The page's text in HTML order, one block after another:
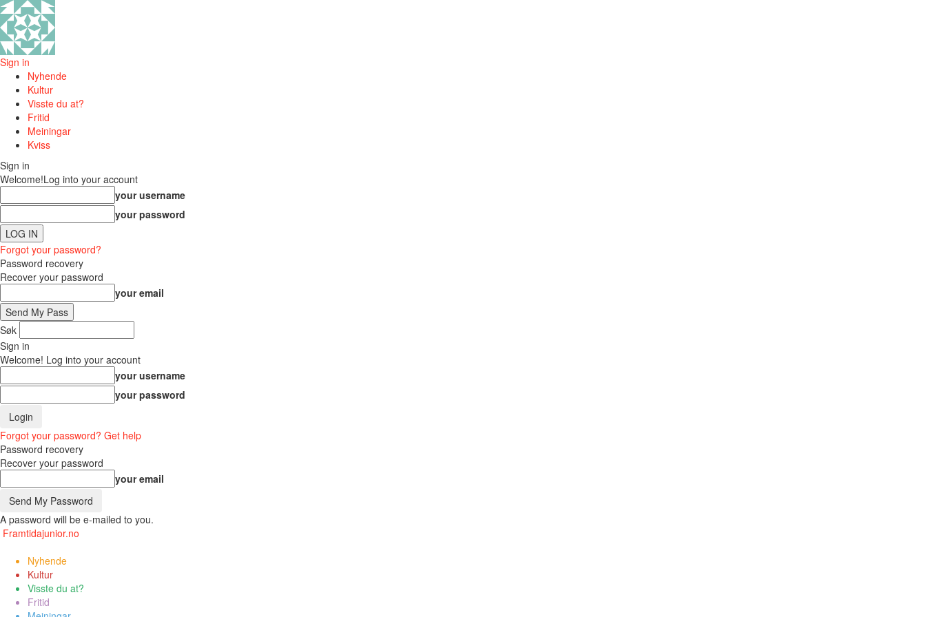
Sign in
Nyhende
Kultur
Visste du at?
Fritid
Meiningar
Kviss
Sign in
Welcome!Log into your account
your username
your password
Forgot your password?
Password recovery
Recover your password
your email
Søk
Sign in
Welcome! Log into your account
your username
your password
Forgot your password? Get help
Password recovery
Recover your password
your email
A password will be e-mailed to you.
Framtidajunior.no
Nyhende
Kultur
Visste du at?
Fritid